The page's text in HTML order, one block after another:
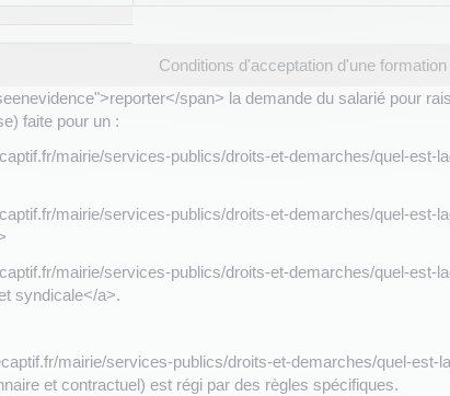
Conditions d'acceptation d'une formation
span> la demande du salarié pour
faite pour un :
mairie/services-publics/droits-et-demarches/quel-est-
mairie/services-publics/droits-et-demarches/quel-est-
mairie/services-publics/droits-et-demarches/quel-est-
syndicale</a>.
mairie/services-publics/droits-et-demarches/quel-est-
et contractuel) est régi par des règles spécifiques.